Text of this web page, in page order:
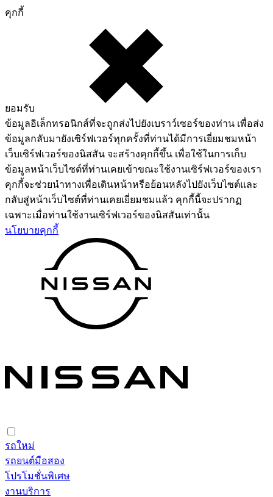
คุกกี้
ยอมรับ
ข้อมูลอิเล็กทรอนิกส์ที่จะถูกส่งไปยังเบราว์เซอร์ของท่าน เพื่อส่ง
ข้อมูลกลับมายังเซิร์ฟเวอร์ทุกครั้งที่ท่านได้มีการเยี่ยมชมหน้า
เว็บเซิร์ฟเวอร์ของนิสสัน จะสร้างคุกกี้ขึ้น เพื่อใช้ในการเก็บ
ข้อมูลหน้าเว็บไซต์ที่ท่านเคยเข้าขณะใช้งานเซิร์ฟเวอร์ของเรา
คุกกี้จะช่วยนำทางเพื่อเดินหน้าหรือย้อนหลังไปยังเว็บไซต์และ
กลับสู่หน้าเว็บไซต์ที่ท่านเคยเยี่ยมชมแล้ว คุกกี้นี้จะปรากฏ
เฉพาะเมื่อท่านใช้งานเซิร์ฟเวอร์ของนิสสันเท่านั้น
นโยบายคุกกี้
รถใหม่
รถยนต์มือสอง
โปรโมชั่นพิเศษ
งานบริการ